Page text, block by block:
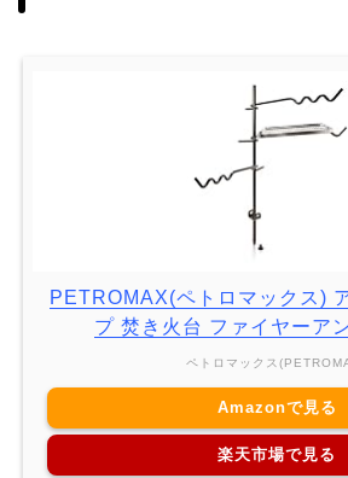
PETROMAX(ペトロマックス)
プ 焚き火台 ファイヤーア
ペトロマックス
Amazonで見る
楽天市場で見る